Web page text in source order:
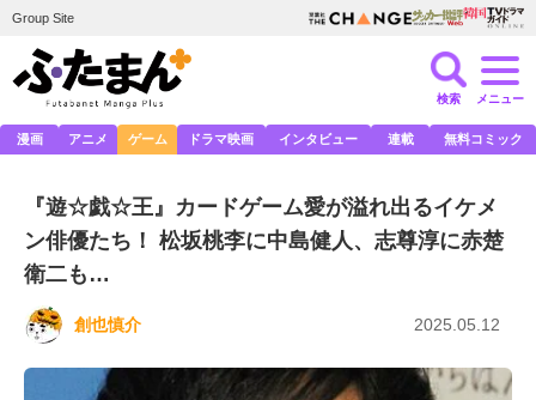
Group Site
検索 メニュー
漫画 アニメ ゲーム ドラマ映画 インタビュー 連載 無料コミック
『遊☆戯☆王』カードゲーム愛が溢れ出るイケメ
ン俳優たち！ 松坂桃李に中島健人、志尊淳に赤楚
衛二も…
創也慎介 2025.05.12